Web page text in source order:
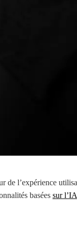
de l’expérience
basées sur l’IA